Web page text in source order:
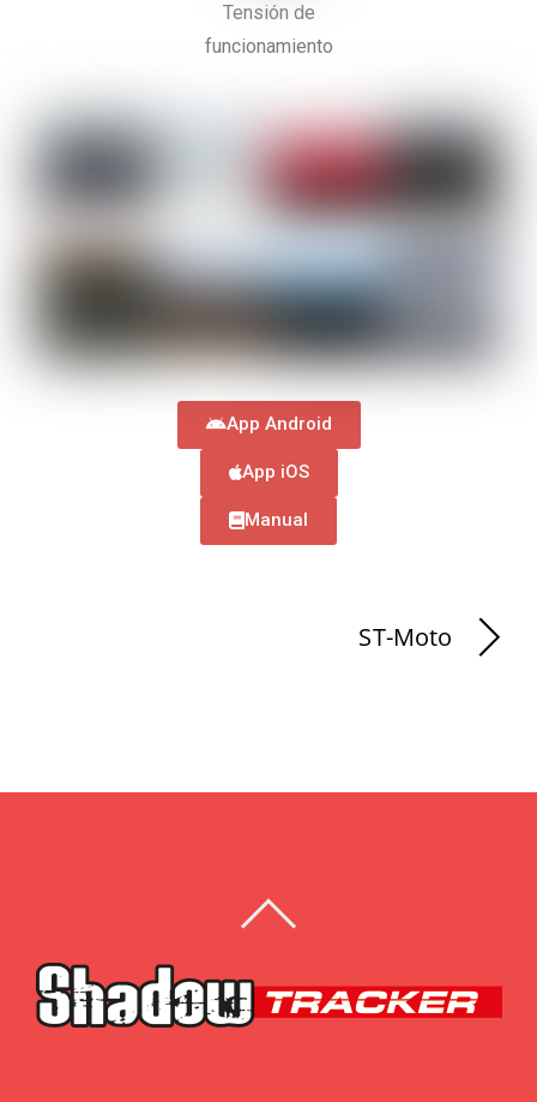
Tensión de
funcionamiento
App Android
App iOS
Manual
ST-Moto